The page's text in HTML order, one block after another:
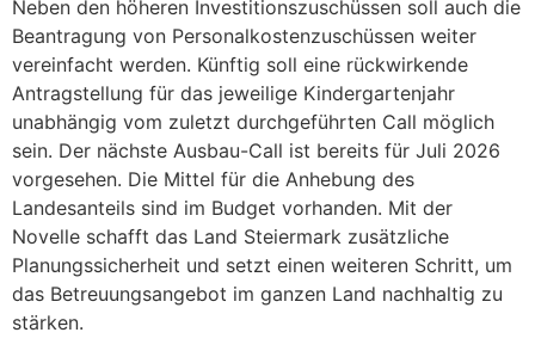
Neben den höheren Investitionszuschüssen soll auch die
Beantragung von Personalkostenzuschüssen weiter
vereinfacht werden. Künftig soll eine rückwirkende
Antragstellung für das jeweilige Kindergartenjahr
unabhängig vom zuletzt durchgeführten Call möglich
sein. Der nächste Ausbau-Call ist bereits für Juli 2026
vorgesehen. Die Mittel für die Anhebung des
Landesanteils sind im Budget vorhanden. Mit der
Novelle schafft das Land Steiermark zusätzliche
Planungssicherheit und setzt einen weiteren Schritt, um
das Betreuungsangebot im ganzen Land nachhaltig zu
stärken.